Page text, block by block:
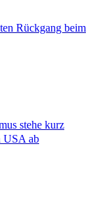
Rückgang beim
stehe kurz
USA ab